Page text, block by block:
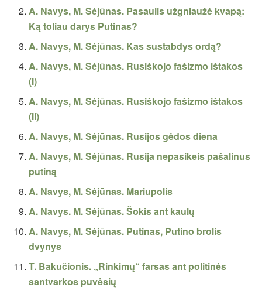
A. Navys, M. Sėjūnas. Pasaulis užgniaužė kvapą:
Ką toliau darys Putinas?
A. Navys, M. Sėjūnas. Kas sustabdys ordą?
A. Navys, M. Sėjūnas. Rusiškojo fašizmo ištakos
(I)
A. Navys, M. Sėjūnas. Rusiškojo fašizmo ištakos
(II)
A. Navys, M. Sėjūnas. Rusijos gėdos diena
A. Navys, M. Sėjūnas. Rusija nepasikeis pašalinus
putiną
A. Navys, M. Sėjūnas. Mariupolis
A. Navys. M. Sėjūnas. Šokis ant kaulų
A. Navys, M. Sėjūnas. Putinas, Putino brolis
dvynys
T. Bakučionis. „Rinkimų“ farsas ant politinės
santvarkos puvėsių